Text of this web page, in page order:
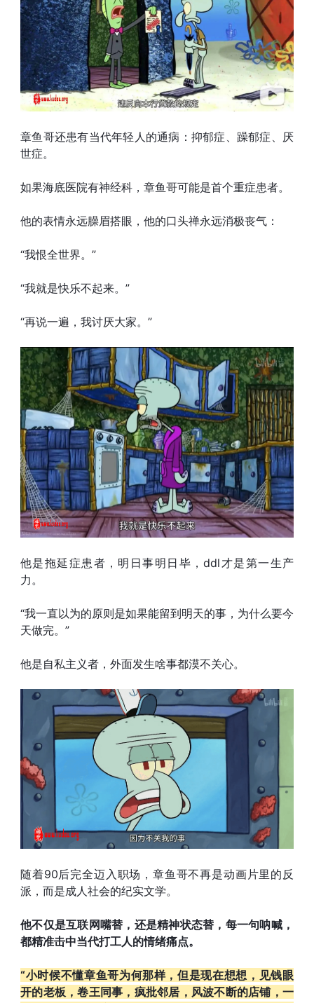
章鱼哥还患有当代年轻人的通病：抑郁症、躁郁症、厌
世症。
如果海底医院有神经科，章鱼哥可能是首个重症患者。
他的表情永远臊眉搭眼，他的口头禅永远消极丧气：
“我恨全世界。”
“我就是快乐不起来。”
“再说一遍，我讨厌大家。”
他是拖延症患者，明日事明日毕，ddl才是第一生产
力。
“我一直以为的原则是如果能留到明天的事，为什么要今
天做完。”
他是自私主义者，外面发生啥事都漠不关心。
随着90后完全迈入职场，章鱼哥不再是动画片里的反
派，而是成人社会的纪实文学。
他不仅是互联网嘴替，还是精神状态替，每一句呐喊，
都精准击中当代打工人的情绪痛点。
“小时候不懂章鱼哥为何那样，但是现在想想，见钱眼
开的老板，卷王同事，疯批邻居，风波不断的店铺，一